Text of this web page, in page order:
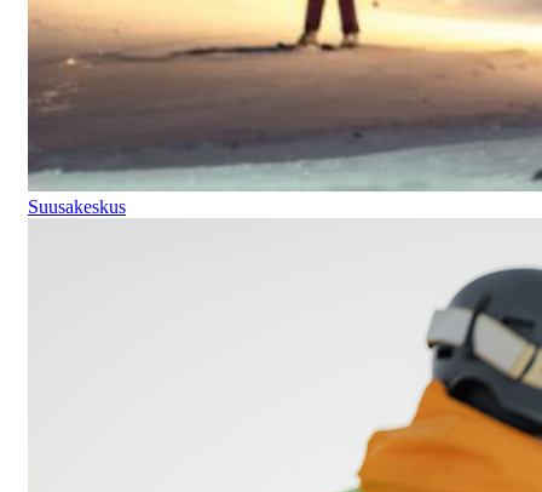
Suusakeskus